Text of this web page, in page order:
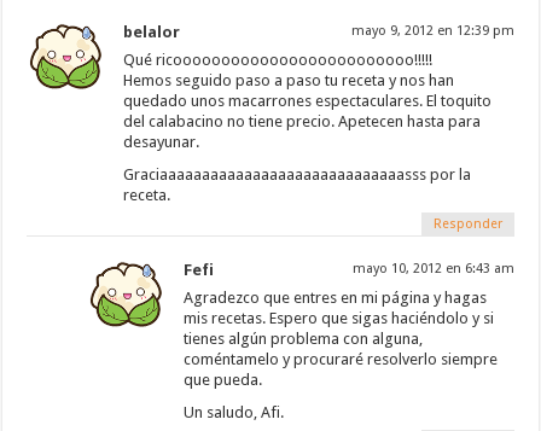
belalor mayo 9, 2012 en 12:39 pm
Qué ricooooooooooooooooooooooooo!!!!!
Hemos seguido paso a paso tu receta y nos han
quedado unos macarrones espectaculares. El toquito
del calabacino no tiene precio. Apetecen hasta para
desayunar.
Graciaaaaaaaaaaaaaaaaaaaaaaaaaaaaasss por la
receta.
Responder
Fefi mayo 10, 2012 en 6:43 am
Agradezco que entres en mi página y hagas
mis recetas. Espero que sigas haciéndolo y si
tienes algún problema con alguna,
coméntamelo y procuraré resolverlo siempre
que pueda.
Un saludo, Afi.